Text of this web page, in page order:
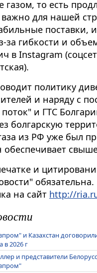
газом, то есть
для нашей
поставки,
за гибкости и
в Instagram
политику
и наряду с
и ГТС
болгарскую
из РФ уже был
обеспечивает
и
на сайт http://
и Казахстан
в 2026 г
и представители